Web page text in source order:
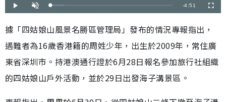
播
放
開
啟
載
入
:
1
.
1
%
剩
-4:51
全
螢
據「四姑娘山風景名勝區管理局」發布的情況專報指出，
遇難者為16歲香港籍的周姓少年，出生於2009年，常住廣
東省深圳市。持港澳通行證於6月28日報名參加旅行社組織
的四姑娘山戶外活動，並於29日出發海子溝景區。